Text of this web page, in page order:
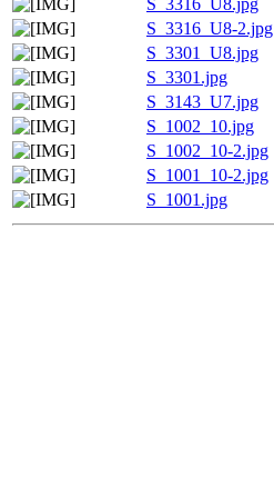
S_3316_U8-2.jpg
S_3301_U8.jpg
S_3301.jpg
S_3143_U7.jpg
S_1002_10.jpg
S_1002_10-2.jpg
S_1001_10-2.jpg
S_1001.jpg